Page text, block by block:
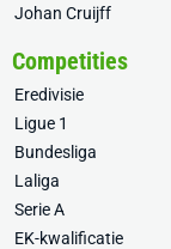
Johan Cruijff
Competities
Eredivisie
Ligue 1
Bundesliga
Laliga
Serie A
EK-kwalificatie